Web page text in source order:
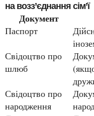
на возз’єднання сім’ї
Документ
Паспорт
Дійсний закордонний паспорт
Свідоцтво про
шлюб
Документ, що підтверджує шлюб
Свідоцтво про
народження
Документ, що підтверджує